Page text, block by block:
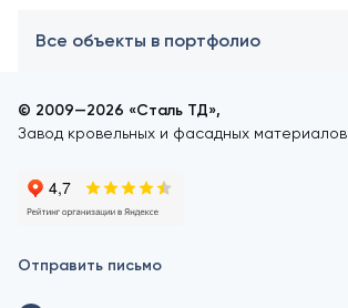
Все объекты в портфолио
© 2009—2026 «Сталь ТД»,
Завод кровельных и фасадных материалов
Отправить письмо